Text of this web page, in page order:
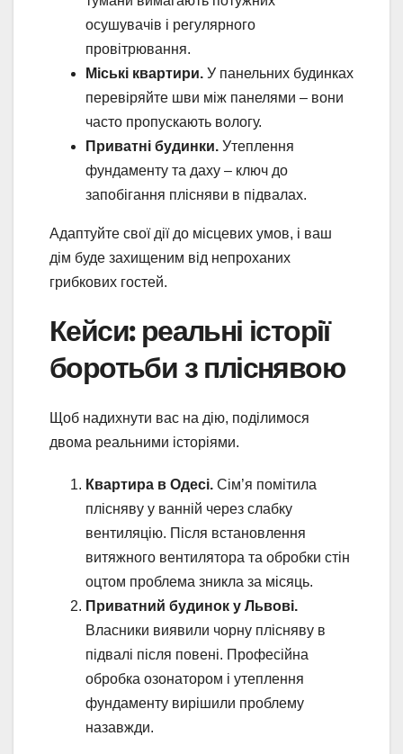
осушувачів і регулярного
провітрювання.
Міські квартири. У панельних будинках
перевіряйте шви між панелями – вони
часто пропускають вологу.
Приватні будинки. Утеплення
фундаменту та даху – ключ до
запобігання плісняви в підвалах.
Адаптуйте свої дії до місцевих умов, і ваш
дім буде захищеним від непроханих
грибкових гостей.
Кейси: реальні історії
боротьби з пліснявою
Щоб надихнути вас на дію, поділимося
двома реальними історіями.
Квартира в Одесі. Сім’я помітила
плісняву у ванній через слабку
вентиляцію. Після встановлення
витяжного вентилятора та обробки стін
оцтом проблема зникла за місяць.
Приватний будинок у Львові.
Власники виявили чорну плісняву в
підвалі після повені. Професійна
обробка озонатором і утеплення
фундаменту вирішили проблему
назавжди.